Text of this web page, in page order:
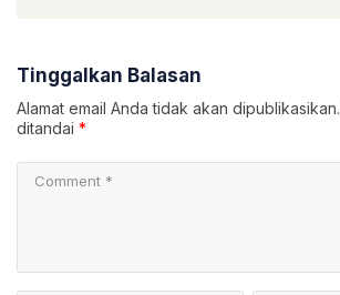
Tinggalkan Balasan
Alamat email Anda tidak akan dipublikasikan.
ditandai *